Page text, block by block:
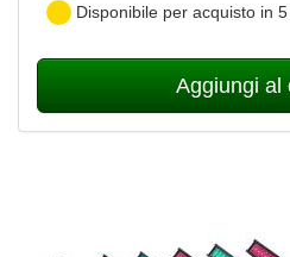
Disponibile per acquisto in 5
Aggiungi al